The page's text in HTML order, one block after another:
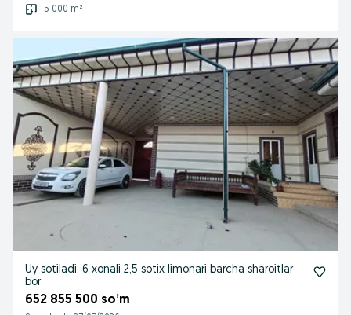
5 000 m²
Uy sotiladi. 6 xonali 2,5 sotix limonari barcha sharoitlar
bor
652 855 500 so’m